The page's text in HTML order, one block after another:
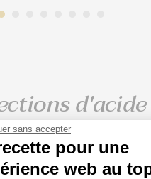
sans accepter
pour une
web au
RENDEZ-VOUS